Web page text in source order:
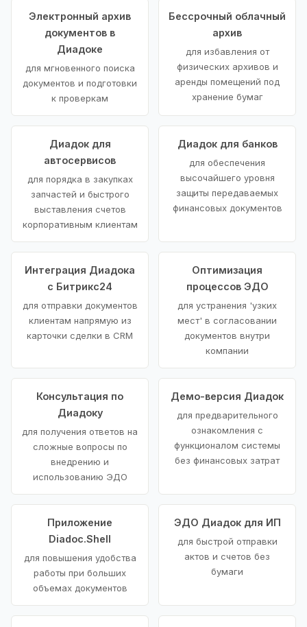
Электронный архив
документов в
Диадоке
для мгновенного поиска
документов и подготовки
к проверкам
Бессрочный облачный
архив
для избавления от
физических архивов и
аренды помещений под
хранение бумаг
Диадок для
автосервисов
для порядка в закупках
запчастей и быстрого
выставления счетов
корпоративным клиентам
Диадок для банков
для обеспечения
высочайшего уровня
защиты передаваемых
финансовых документов
Интеграция Диадока
с Битрикс24
для отправки документов
клиентам напрямую из
карточки сделки в CRM
Оптимизация
процессов ЭДО
для устранения 'узких
мест' в согласовании
документов внутри
компании
Консультация по
Диадоку
для получения ответов на
сложные вопросы по
внедрению и
использованию ЭДО
Демо-версия Диадок
для предварительного
ознакомления с
функционалом системы
без финансовых затрат
Приложение
Diadoc.Shell
для повышения удобства
работы при больших
объемах документов
ЭДО Диадок для ИП
для быстрой отправки
актов и счетов без
бумаги